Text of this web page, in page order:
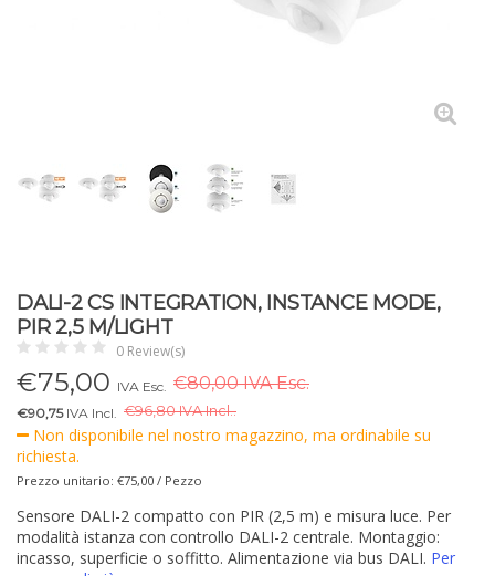
DALI-2 CS INTEGRATION, INSTANCE MODE,
PIR 2,5 M/LIGHT
0 Review(s)
€75,00 IVA Esc. €80,00 IVA Esc.
€90,75IVA Incl. €96,80 IVA Incl..
Non disponibile nel nostro magazzino, ma ordinabile su
richiesta.
Prezzo unitario: €75,00 / Pezzo
Sensore DALI-2 compatto con PIR (2,5 m) e misura luce. Per
modalità istanza con controllo DALI-2 centrale. Montaggio:
incasso, superficie o soffitto. Alimentazione via bus DALI. Per